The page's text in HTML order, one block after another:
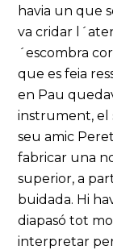
havia un que
va cridar
´escombra
que es feia
en Pau
instrument, el
seu amic
fabricar una
superior, a
buidada. Hi
diapasó tot
interpretar